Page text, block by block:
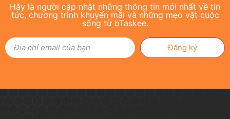
Hãy là người cập nhật những thông tin mới nhất về tin
tức, chương trình khuyến mãi và những mẹo vặt cuộc
sống từ bTaskee.
Đăng ký